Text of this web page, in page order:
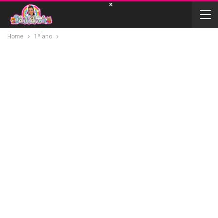
Home 1º ano
×